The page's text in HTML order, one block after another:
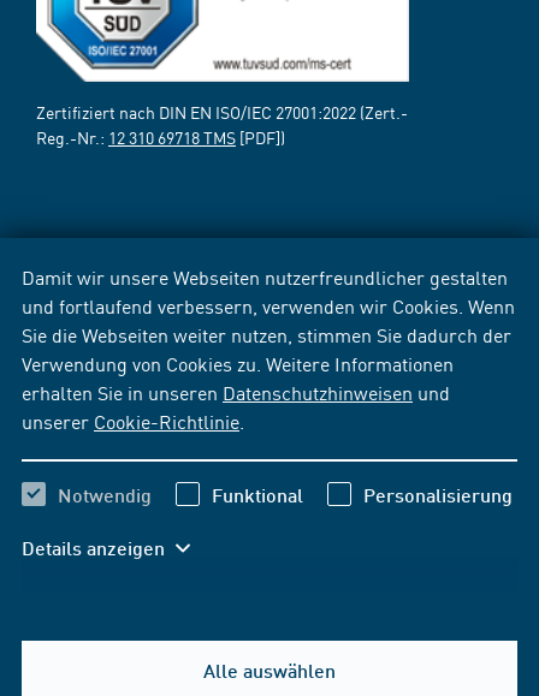
Damit wir unsere Webseiten nutzerfreundlicher gestalten
und fortlaufend verbessern, verwenden wir Cookies. Wenn
Sie die Webseiten weiter nutzen, stimmen Sie dadurch der
Verwendung von Cookies zu. Weitere Informationen
erhalten Sie in unseren Datenschutzhinweisen und
unserer Cookie-Richtlinie
Notwendig Funktional Personalisierung
Details anzeigen
Alle auswählen
Zertifiziert nach DIN EN ISO/IEC 27001:2022 (Zert.-
Reg.-Nr.: 12 310 69718 TMS [PDF])